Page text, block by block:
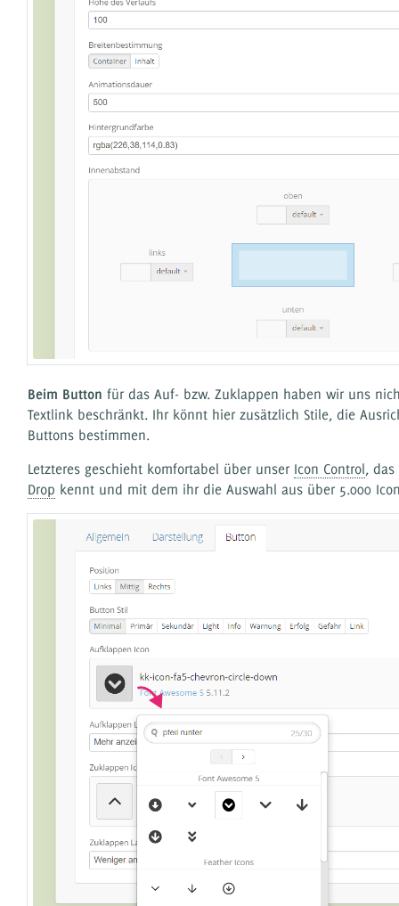
Beim Button für das Auf- bzw. Zuklappen haben wir uns
Textlink beschränkt. Ihr könnt hier zusätzlich Stile, die
Buttons bestimmen.
Letzteres geschieht komfortabel über unser Icon Control,
Drop kennt und mit dem ihr die Auswahl aus über 5.000